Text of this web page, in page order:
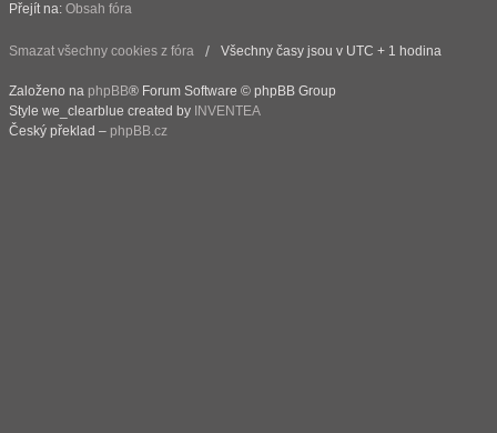
Přejít na: Obsah fóra
Smazat všechny cookies z fóra Všechny časy jsou v UTC + 1 hodina
Založeno na phpBB® Forum Software © phpBB Group
Style we_clearblue created by INVENTEA
Český překlad – phpBB.cz